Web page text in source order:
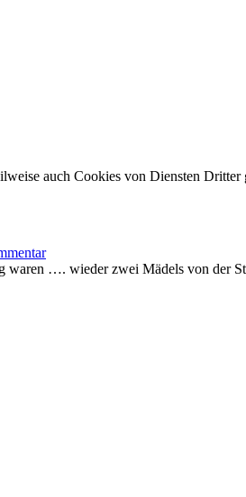
auch Cookies von Diensten
waren …. wieder zwei Mädels von der